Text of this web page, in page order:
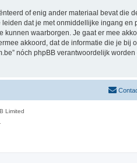
of enig ander materiaal bevat die
dat je met onmiddellijke ingang en
waarborgen. Je gaat er mee
akkoord, dat de informatie die je bij
nóch phpBB verantwoordelijk
Limited